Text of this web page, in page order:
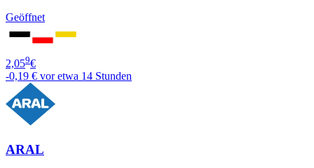
Geöffnet
2,059€
-0,19 € vor etwa 14 Stunden
ARAL